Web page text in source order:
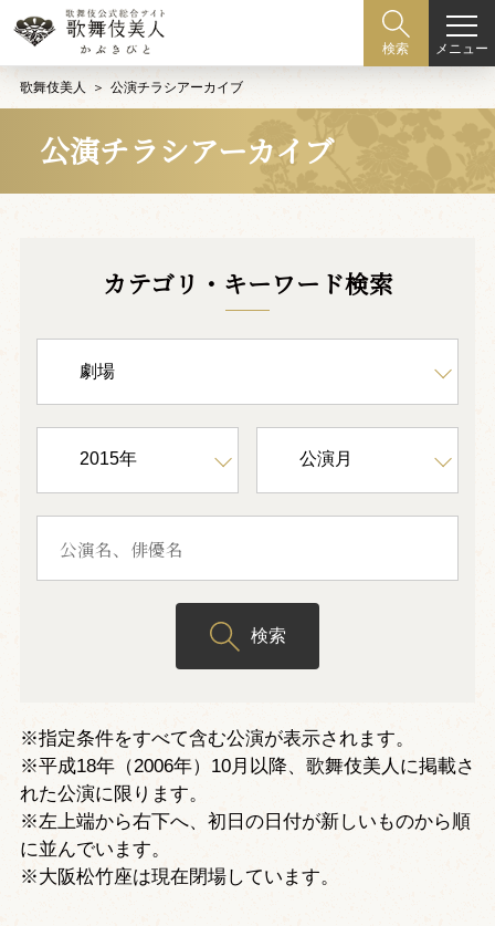
検索 メニュー
歌舞伎美人 公演チラシアーカイブ
公演チラシアーカイブ
カテゴリ・キーワード検索
検索
※指定条件をすべて含む公演が表示されます。
※平成18年（2006年）10月以降、歌舞伎美人に掲載さ
れた公演に限ります。
※左上端から右下へ、初日の日付が新しいものから順
に並んでいます。
※大阪松竹座は現在閉場しています。